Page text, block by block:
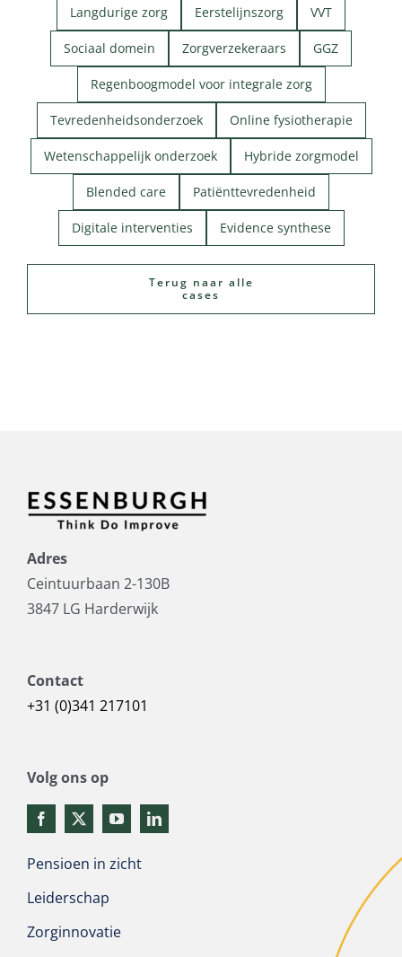
Langdurige zorg Eerstelijnszorg VVT
Sociaal domein Zorgverzekeraars GGZ
Regenboogmodel voor integrale zorg
Tevredenheidsonderzoek Online fysiotherapie
Wetenschappelijk onderzoek Hybride zorgmodel
Blended care Patiënttevredenheid
Digitale interventies Evidence synthese
Terug naar alle
cases
Adres
Ceintuurbaan 2-130B
3847 LG Harderwijk
Contact
+31 (0)341 217101
Volg ons op
Pensioen in zicht
Leiderschap
Zorginnovatie